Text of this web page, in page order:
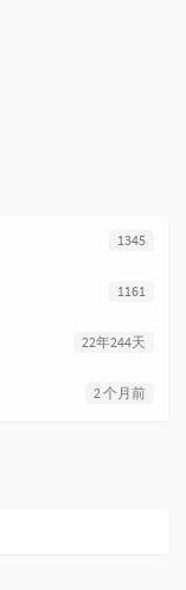
1345
1161
22年244天
2 个月前